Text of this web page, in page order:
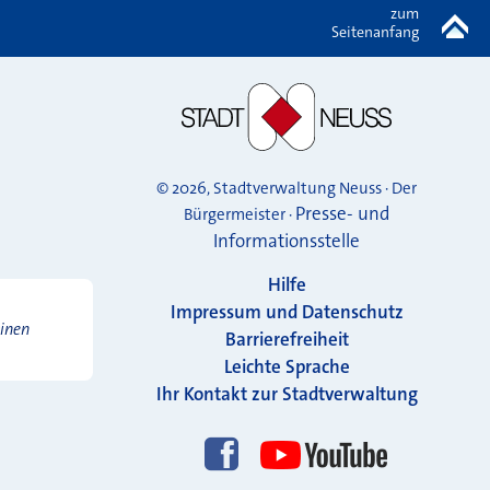
zum
Seitenanfang
© 2026, Stadtverwaltung Neuss · Der
Bürgermeister · Presse- und
Informationsstelle
Hilfe
Impressum und Datenschutz
Barrierefreiheit
Leichte Sprache
Ihr Kontakt zur Stadtverwaltung
Folgen Sie uns!